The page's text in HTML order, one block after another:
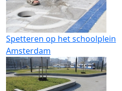
Spetteren op het schoolplein
Amsterdam